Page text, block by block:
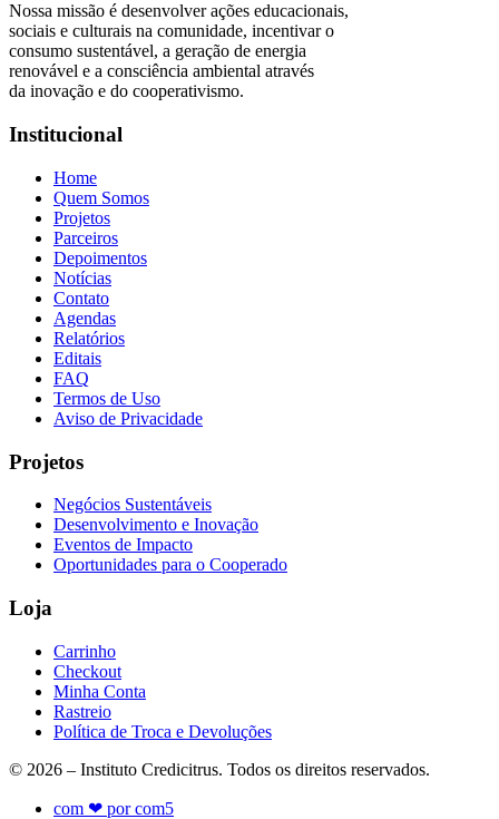
Nossa missão é desenvolver ações educacionais,
sociais e culturais na comunidade, incentivar o
consumo sustentável, a geração de energia
renovável e a consciência ambiental através
da inovação e do cooperativismo.
Institucional
Home
Quem Somos
Projetos
Parceiros
Depoimentos
Notícias
Contato
Agendas
Relatórios
Editais
FAQ
Termos de Uso
Aviso de Privacidade
Projetos
Negócios Sustentáveis
Desenvolvimento e Inovação
Eventos de Impacto
Oportunidades para o Cooperado
Loja
Carrinho
Checkout
Minha Conta
Rastreio
Política de Troca e Devoluções
© 2026 – Instituto Credicitrus. Todos os direitos reservados.
com ❤ por com5​​